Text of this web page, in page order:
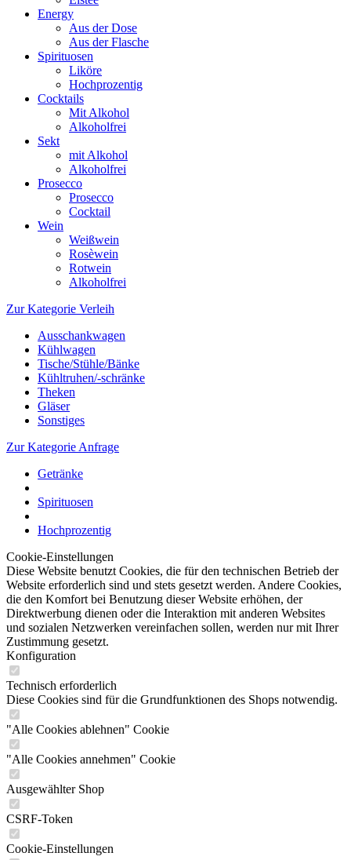
Energy
Aus der Dose
Aus der Flasche
Spirituosen
Liköre
Hochprozentig
Cocktails
Mit Alkohol
Alkoholfrei
Sekt
mit Alkohol
Alkoholfrei
Prosecco
Prosecco
Cocktail
Wein
Weißwein
Rosèwein
Rotwein
Alkoholfrei
Zur Kategorie Verleih
Ausschankwagen
Kühlwagen
Tische/Stühle/Bänke
Kühltruhen/-schränke
Theken
Gläser
Sonstiges
Zur Kategorie Anfrage
Getränke
Spirituosen
Hochprozentig
Cookie-Einstellungen
Diese Website benutzt Cookies, die für den technischen Betrieb der
Website erforderlich sind und stets gesetzt werden. Andere Cookies,
die den Komfort bei Benutzung dieser Website erhöhen, der
Direktwerbung dienen oder die Interaktion mit anderen Websites
und sozialen Netzwerken vereinfachen sollen, werden nur mit Ihrer
Zustimmung gesetzt.
Konfiguration
Technisch erforderlich
Diese Cookies sind für die Grundfunktionen des Shops notwendig.
"Alle Cookies ablehnen" Cookie
"Alle Cookies annehmen" Cookie
Ausgewählter Shop
CSRF-Token
Cookie-Einstellungen